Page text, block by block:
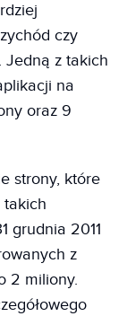
czy
Jedną z takich
na
oraz 9
strony, które
takich
grudnia 2011
z
2 miliony.